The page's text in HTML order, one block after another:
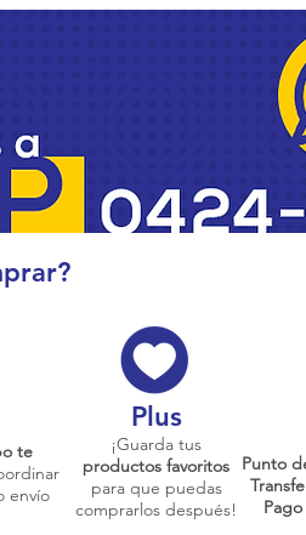
te
envío
Plus
¡Guarda tus
productos favoritos
para que puedas
comprarlos después!
Punto